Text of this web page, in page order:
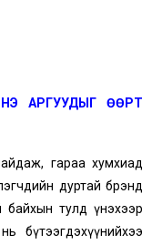
АРГУУДЫГ ӨӨРТ
гараа хумхиад
дуртай брэнд
байхын тулд үнэхээр
бүтээгдэхүүнийхээ